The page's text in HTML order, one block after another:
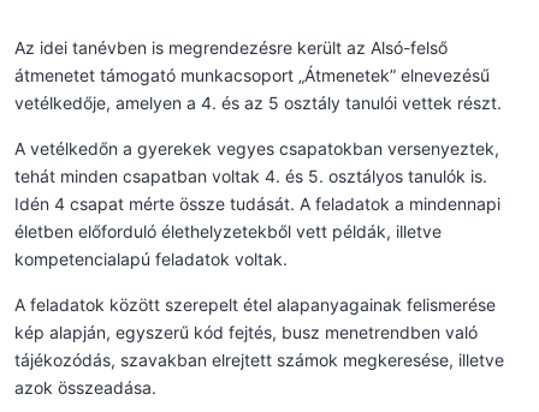
Az idei tanévben is megrendezésre került az Alsó-felső
átmenetet támogató munkacsoport „Átmenetek” elnevezésű
vetélkedője, amelyen a 4. és az 5 osztály tanulói vettek részt.
A vetélkedőn a gyerekek vegyes csapatokban versenyeztek,
tehát minden csapatban voltak 4. és 5. osztályos tanulók is.
Idén 4 csapat mérte össze tudását. A feladatok a mindennapi
életben előforduló élethelyzetekből vett példák, illetve
kompetencialapú feladatok voltak.
A feladatok között szerepelt étel alapanyagainak felismerése
kép alapján, egyszerű kód fejtés, busz menetrendben való
tájékozódás, szavakban elrejtett számok megkeresése, illetve
azok összeadása.